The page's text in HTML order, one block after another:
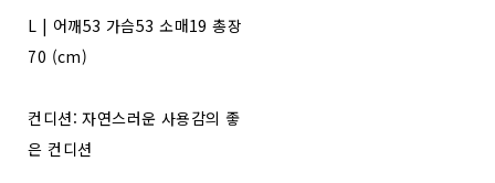
L | 어깨53 가슴53 소매19 총장
70 (cm)
컨디션: 자연스러운 사용감의 좋
은 컨디션